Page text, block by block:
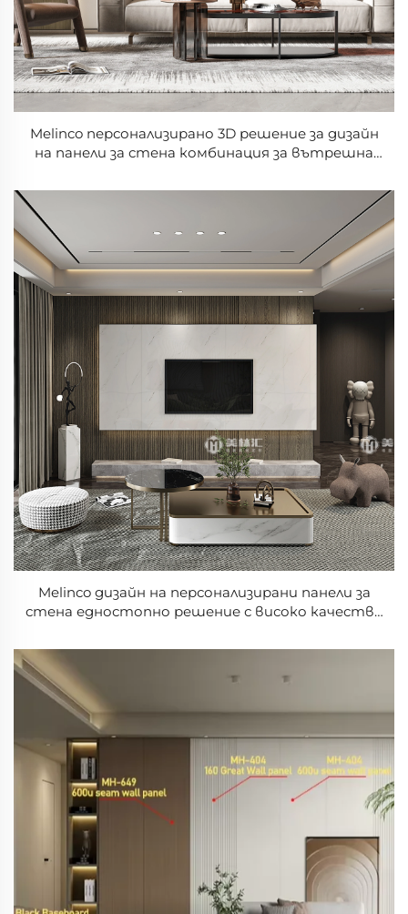
Melinco персонализирано 3D решение за дизайн
на панели за стена комбинация за вътрешна
Melinco дизайн на персонализирани панели за
стена едностопно решение с високо качество
стена